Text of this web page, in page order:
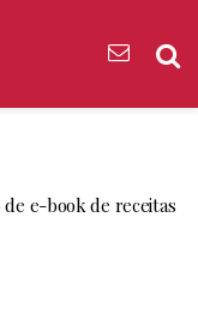
e-book de receitas